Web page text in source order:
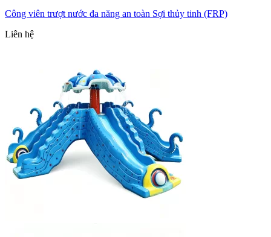
Công viên trượt nước đa năng an toàn Sợi thủy tinh (FRP)
Liên hệ